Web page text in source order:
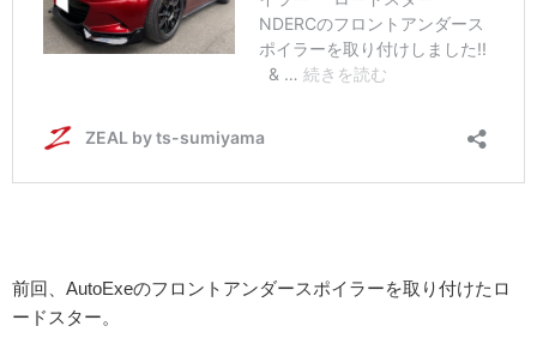
前回、AutoExeのフロントアンダースポイラーを取り付けたロ
ードスター。